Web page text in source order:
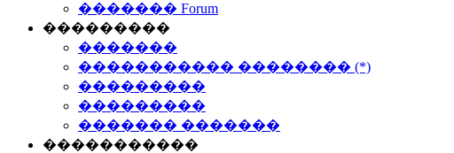
������� Forum
���������
�������
����������� �������� (*)
���������
���������
������� �������
�����������